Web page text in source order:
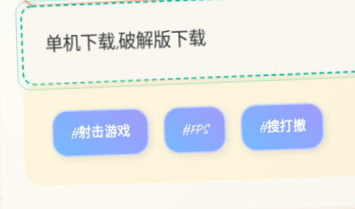
单机下载,破解版下载
#射击游戏 #FPS #搜打撤
♡